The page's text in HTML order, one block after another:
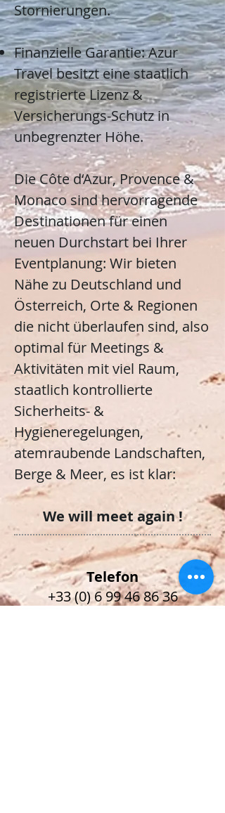
Stornierungen.
Finanzielle Garantie: Azur
Travel besitzt eine staatlich
registrierte Lizenz &
Versicherungs-Schutz in
unbegrenzter Höhe.
Die Côte d‘Azur, Provence &
Monaco sind hervorragende
Destinationen für einen
neuen Durchstart bei Ihrer
Eventplanung: Wir bieten
Nähe zu Deutschland und
Österreich, Orte & Regionen
die nicht überlaufen sind, also
optimal für Meetings &
Aktivitäten mit viel Raum,
staatlich kontrollierte
Sicherheits- &
Hygieneregelungen,
atemraubende Landschaften,
Berge & Meer, es ist klar:
We will meet again !
Telefon
+33 (0) 6 99 46 86 36